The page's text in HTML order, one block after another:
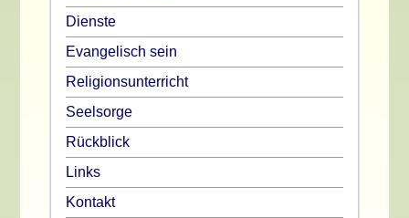
Dienste
Evangelisch sein
Religionsunterricht
Seelsorge
Rückblick
Links
Kontakt